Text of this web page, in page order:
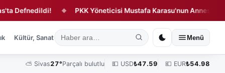
◆ PKK Yöneticisi Mustafa Karasu'nun Annesi Sivas'ta
Kültür, Sanat ve Tarih Yaşam Sivas Vefat Edenler Köşe
Menü
⛅ Sivas27°Parçalı bulutlu 💵 USD₺47.59 💶 EUR₺54.98